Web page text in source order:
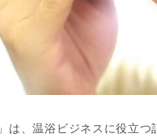
」は、温浴ビジネスに役立